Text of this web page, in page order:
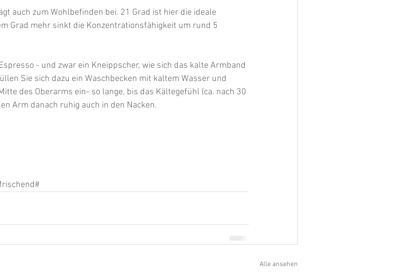
auch zum Wohlbefinden bei. 21 Grad ist hier die ideale
Grad mehr sinkt die Konzentrationsfähigkeit um rund 5
- und zwar ein Kneippscher, wie sich das kalte Armband
Sie sich dazu ein Waschbecken mit kaltem Wasser und
des Oberarms ein- so lange, bis das Kältegefühl (ca. nach 30
Arm danach ruhig auch in den Nacken.
Alle ansehen